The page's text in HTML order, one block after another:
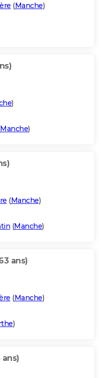
(Manche)
)
Manche)
(Manche)
(Manche)
ans)
(Manche)
)
ans)